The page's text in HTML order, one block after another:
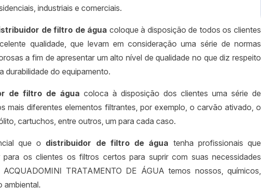
industriais e comerciais.
de filtro de água coloque à disposição de todos os clientes
qualidade, que levam em consideração uma série de normas
a fim de apresentar um alto nível de qualidade no que diz respeito
durabilidade do equipamento.
de filtro de água coloca à disposição dos clientes uma série de
mais diferentes elementos filtrantes, por exemplo, o carvão ativado, o
cartuchos, entre outros, um para cada caso.
que o distribuidor de filtro de água tenha profissionais que
para os clientes os filtros certos para suprir com suas necessidades
TRATAMENTO DE ÁGUA temos nossos, químicos,
ambiental.